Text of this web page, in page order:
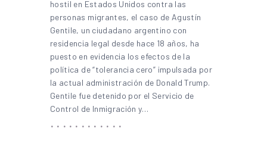
hostil en Estados Unidos contra las
personas migrantes, el caso de Agustín
Gentile, un ciudadano argentino con
residencia legal desde hace 18 años, ha
puesto en evidencia los efectos de la
política de “tolerancia cero” impulsada por
la actual administración de Donald Trump.
Gentile fue detenido por el Servicio de
Control de Inmigración y…